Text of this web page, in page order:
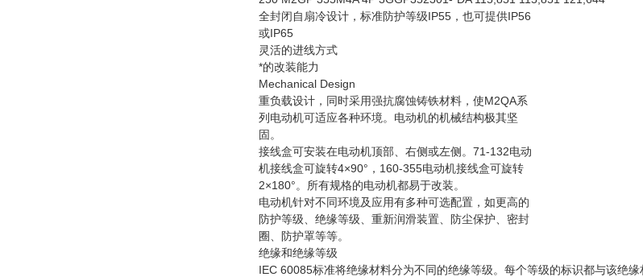
全封闭自扇冷设计，标准防护等级IP55，也可提供IP56
或IP65
灵活的进线方式
*的改装能力
Mechanical Design
重负载设计，同时采用强抗腐蚀铸铁材料，使M2QA系
列电动机可适应各种环境。电动机的机械结构极其坚
固。
接线盒可安装在电动机顶部、右侧或左侧。71-132电动
机接线盒可旋转4×90°，160-355电动机接线盒可旋转
2×180°。所有规格的电动机都易于改装。
电动机针对不同环境及应用有多种可选配置，如更高的
防护等级、绝缘等级、重新润滑装置、防尘保护、密封
圈、防护罩等等。
绝缘和绝缘等级
IEC 60085标准将绝缘材料分为不同的绝缘等级。每个等级的标识都与该绝